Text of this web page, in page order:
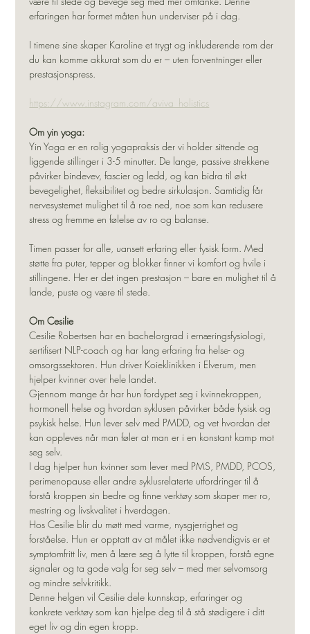
erfaringen har formet måten hun underviser på i dag.
I timene sine skaper Karoline et trygt og inkluderende rom der
du kan komme akkurat som du er – uten forventninger eller
prestasjonspress.
https://www.instagram.com/aviva_holistics
Om yin yoga:
Yin Yoga er en rolig yogapraksis der vi holder sittende og
liggende stillinger i 3-5 minutter. De lange, passive strekkene
påvirker bindevev, fascier og ledd, og kan bidra til økt
bevegelighet, fleksibilitet og bedre sirkulasjon. Samtidig får
nervesystemet mulighet til å roe ned, noe som kan redusere
stress og fremme en følelse av ro og balanse.
Timen passer for alle, uansett erfaring eller fysisk form. Med
støtte fra puter, tepper og blokker finner vi komfort og hvile i
stillingene. Her er det ingen prestasjon – bare en mulighet til å
lande, puste og være til stede.
Om Cesilie
Cesilie Robertsen har en bachelorgrad i ernæringsfysiologi,
sertifisert NLP-coach og har lang erfaring fra helse- og
omsorgssektoren. Hun driver Koieklinikken i Elverum, men
hjelper kvinner over hele landet.
Gjennom mange år har hun fordypet seg i kvinnekroppen,
hormonell helse og hvordan syklusen påvirker både fysisk og
psykisk helse. Hun lever selv med PMDD, og vet hvordan det
kan oppleves når man føler at man er i en konstant kamp mot
seg selv.
I dag hjelper hun kvinner som lever med PMS, PMDD, PCOS,
perimenopause eller andre syklusrelaterte utfordringer til å
forstå kroppen sin bedre og finne verktøy som skaper mer ro,
mestring og livskvalitet i hverdagen.
Hos Cesilie blir du møtt med varme, nysgjerrighet og
forståelse. Hun er opptatt av at målet ikke nødvendigvis er et
symptomfritt liv, men å lære seg å lytte til kroppen, forstå egne
signaler og ta gode valg for seg selv – med mer selvomsorg
og mindre selvkritikk.
Denne helgen vil Cesilie dele kunnskap, erfaringer og
konkrete verktøy som kan hjelpe deg til å stå stødigere i ditt
eget liv og din egen kropp.